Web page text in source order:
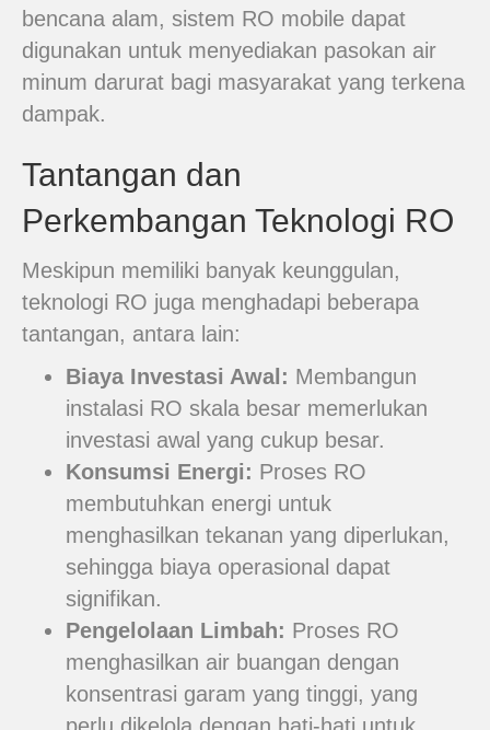
bencana alam, sistem RO mobile dapat
digunakan untuk menyediakan pasokan air
minum darurat bagi masyarakat yang terkena
dampak.
Tantangan dan
Perkembangan Teknologi RO
Meskipun memiliki banyak keunggulan,
teknologi RO juga menghadapi beberapa
tantangan, antara lain:
Biaya Investasi Awal: Membangun
instalasi RO skala besar memerlukan
investasi awal yang cukup besar.
Konsumsi Energi: Proses RO
membutuhkan energi untuk
menghasilkan tekanan yang diperlukan,
sehingga biaya operasional dapat
signifikan.
Pengelolaan Limbah: Proses RO
menghasilkan air buangan dengan
konsentrasi garam yang tinggi, yang